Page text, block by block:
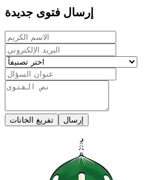
إرسال فتوى جديدة
إرسال تفريغ الخانات